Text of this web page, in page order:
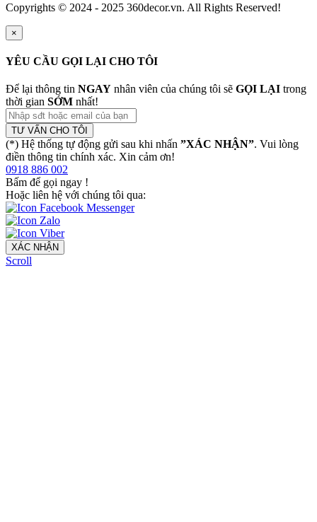
Copyrights © 2024 - 2025 360decor.vn. All Rights Reserved!
×
YÊU CẦU GỌI LẠI CHO TÔI
Để lại thông tin NGAY nhân viên của chúng tôi sẽ GỌI LẠI trong
thời gian SỚM nhất!
TƯ VẤN CHO TÔI
(*) Hệ thống tự động gửi sau khi nhấn ”XÁC NHẬN”. Vui lòng
điền thông tin chính xác. Xin cảm ơn!
0918 886 002
Bấm để gọi ngay !
Hoặc liên hệ với chúng tôi qua:
XÁC NHẬN
Scroll